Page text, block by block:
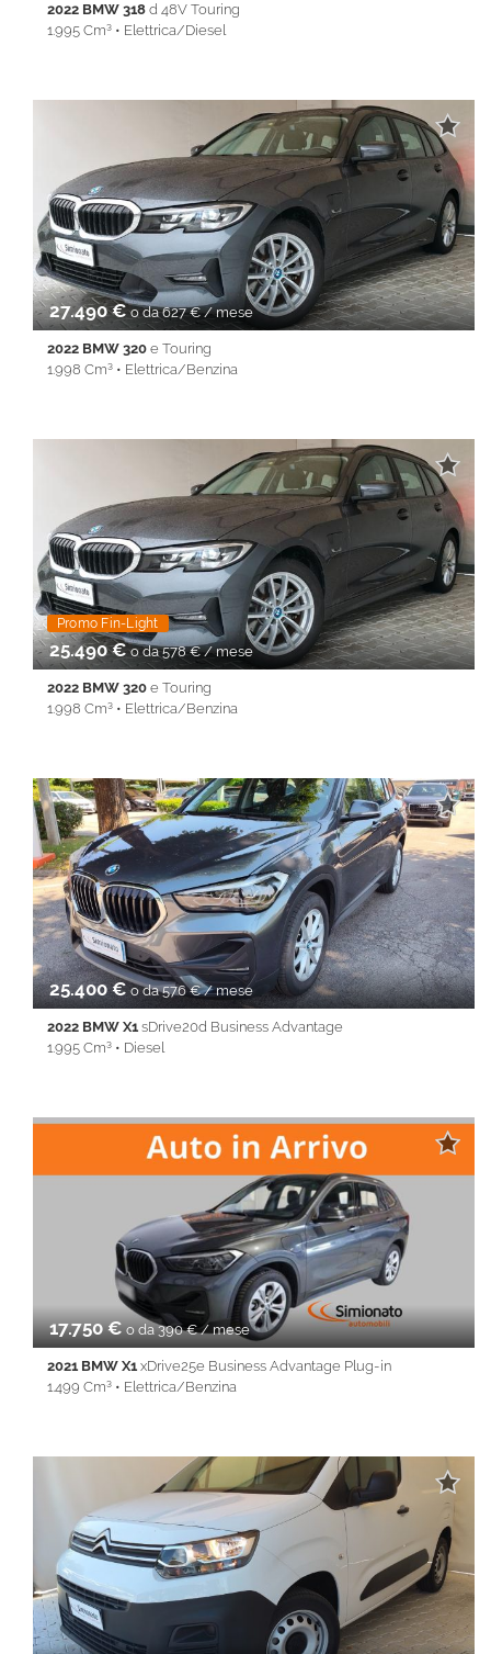
2022 BMW 318 d 48V Touring
1.995 Cm³ • Elettrica/Diesel
Airbag testa • Alzacristalli elettrici • Android Auto • Antifurto •
Apple CarPlay • Autoradio • Cerchi in lega • Chiusura
centralizzata • Climatizzatore • Controllo trazione • Cruise
Control • ESP • Fendinebbia • Filtro antiparticolato • Full LED •
Immobilizzatore elettronico • Isofix • Lane Assist • Park Distance
Control • Sedile posteriore sdoppiato • Servosterzo •
Navigatore satellitare • Specchietti laterali elettrici • Start&Stop •
Telecamera per parcheggio assistito • Touch screen • USB •
Vivavoce • Volante multifunzione
27.490 €o da 627 € / mese
2022 BMW 320 e Touring
1.998 Cm³ • Elettrica/Benzina
Airbag testa • Alzacristalli elettrici • Android Auto • Antifurto •
Apple CarPlay • Autoradio • Bluetooth • Cerchi in lega •
Chiusura centralizzata • Climatizzatore • Controllo trazione •
Cruise Control • ESP • Filtro antiparticolato • Full LED •
Immobilizzatore elettronico • Isofix • Keyless • Lane Assist • PDC
• Sedile posteriore sdoppiato • Servosterzo • Navigatore
satellitare • Specchietti laterali elettrici • Start&Stop • Touch
screen • USB • Vivavoce • Volante multifunzione
Promo Fin-Light
25.490 €o da 578 € / mese
2022 BMW 320 e Touring
1.998 Cm³ • Elettrica/Benzina
Airbag testa • Alzacristalli elettrici • Android Auto • Antifurto •
Apple CarPlay • Autoradio • Bluetooth • Cerchi in lega •
Chiusura centralizzata • Climatizzatore • Controllo trazione •
Cruise Control • ESP • Filtro antiparticolato • Full LED •
Immobilizzatore elettronico • Isofix • Keyless • Lane Assist • PDC
• Sedile posteriore sdoppiato • Servosterzo • Navigatore
satellitare • Specchietti laterali elettrici • Start&Stop • Touch
screen • USB • Vivavoce • Volante multifunzione
25.400 € o da 576 € / mese
2022 BMW X1 sDrive20d Business Advantage
1.995 Cm³ • Diesel
Airbag testa • Autoradio • Autoradio digitale • Bluetooth •
Bracciolo • Cerchi in lega • Chiusura centralizzata •
Climatizzatore • Controllo trazione • Cruise Control • ESP • Fari
LED • Fendinebbia • Frenata d'emergenza assistita •
Immobilizzatore elettronico • Sensore di luce • Sensore di
pioggia • Sensori di parcheggio posteriori • Sensori di
parcheggio posteriori • Servosterzo • Navigatore satellitare •
Specchietti laterali elettrici • Telecamera per parcheggio
17.750 €o da 390 € / mese
2021 BMW X1 xDrive25e Business Advantage Plug-in
1.499 Cm³ • Elettrica/Benzina
Airbag testa • Alzacristalli elettrici • Autoradio • Bluetooth •
Cerchi in lega • Chiusura centralizzata • Climatizzatore •
Controllo trazione • Cruise Control • ESP • Fendinebbia • Filtro
antiparticolato • Full LED • Immobilizzatore elettronico • Isofix •
Keyless • Park Distance Control • PDC • REAR ASSIST • Sedile
posteriore sdoppiato • Servosterzo • Navigatore satellitare •
Specchietti laterali elettrici • Touch screen • USB • Vivavoce •
Volante multifunzione